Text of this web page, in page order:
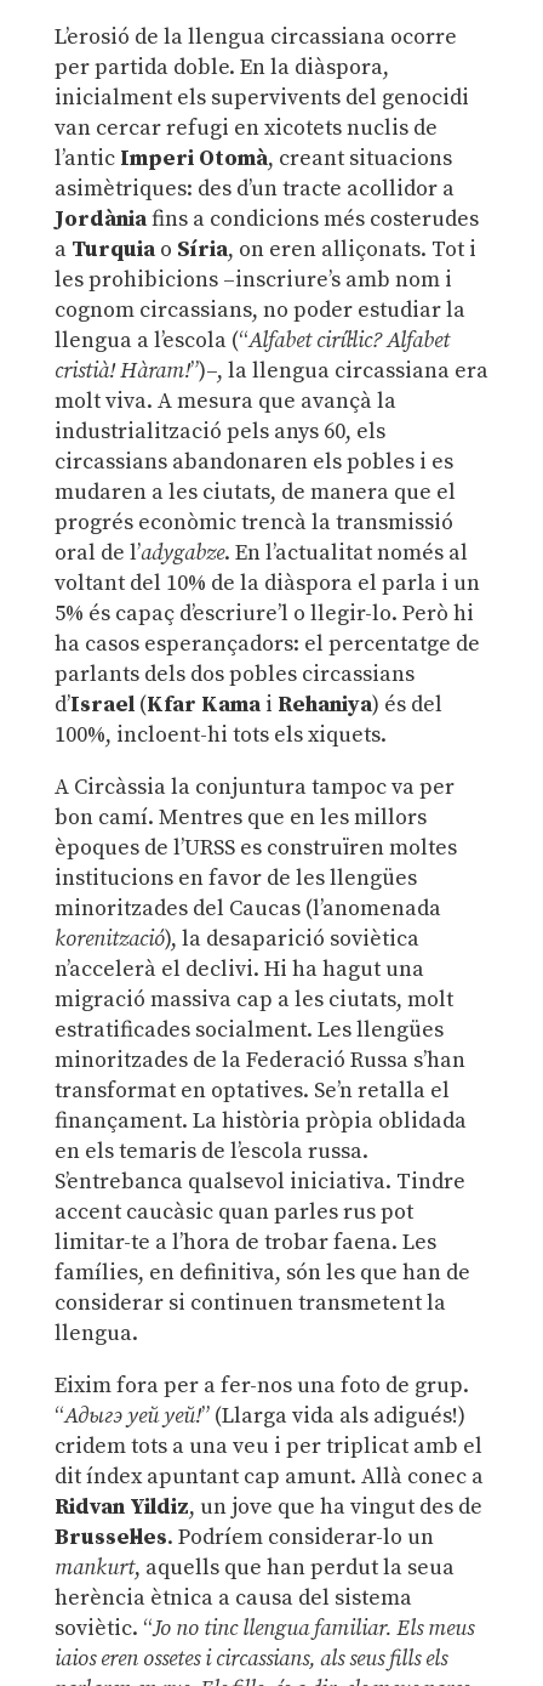
L’erosió de la llengua circassiana ocorre
per partida doble. En la diàspora,
inicialment els supervivents del genocidi
van cercar refugi en xicotets nuclis de
l’antic Imperi Otomà, creant situacions
asimètriques: des d’un tracte acollidor a
Jordàniafins a condicions més costerudes
a Turquiao Síria, on eren alliçonats. Tot i
les prohibicions –inscriure’s amb nom i
cognom circassians, no poder estudiar la
llengua a l’escola (“Alfabet ciríl·lic? Alfabet
cristià! Hàram!”)–, la llengua circassiana era
molt viva. A mesura que avançà la
industrialització pels anys 60, els
circassians abandonaren els pobles i es
mudaren a les ciutats, de manera que el
progrés econòmic trencà la transmissió
oral de l’adygabze. En l’actualitat només al
voltant del 10% de la diàspora el parla i un
5% és capaç d’escriure’l o llegir-lo. Però hi
ha casos esperançadors: el percentatge de
parlants dels dos pobles circassians
d’Israel (Kfar Kamai Rehaniya) és del
100%, incloent-hi tots els xiquets.
A Circàssia la conjuntura tampoc va per
bon camí. Mentres que en les millors
èpoques de l’URSS es construïren moltes
institucions en favor de les llengües
minoritzades del Caucas (l’anomenada
korenització), la desaparició soviètica
n’accelerà el declivi. Hi ha hagut una
migració massiva cap a les ciutats, molt
estratificades socialment. Les llengües
minoritzades de la Federació Russa s’han
transformat en optatives. Se’n retalla el
finançament. La història pròpia oblidada
en els temaris de l’escola russa.
S’entrebanca qualsevol iniciativa. Tindre
accent caucàsic quan parles rus pot
limitar-te a l’hora de trobar faena. Les
famílies, en definitiva, són les que han de
considerar si continuen transmetent la
llengua.
Eixim fora per a fer-nos una foto de grup.
“Адыгэ уей уей!” (Llarga vida als adigués!)
cridem tots a una veu i per triplicat amb el
dit índex apuntant cap amunt. Allà conec a
Ridvan Yildiz, un jove que ha vingut des de
Brussel·les. Podríem considerar-lo un
mankurt, aquells que han perdut la seua
herència ètnica a causa del sistema
soviètic. “Jo no tinc llengua familiar. Els meus
iaios eren ossetes i circassians, als seus fills els